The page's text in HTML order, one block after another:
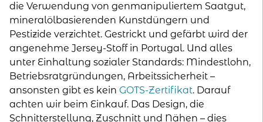
die Verwendung von genmanipuliertem Saatgut,
mineralölbasierenden Kunstdüngern und
Pestizide verzichtet. Gestrickt und gefärbt wird der
angenehme Jersey-Stoff in Portugal. Und alles
unter Einhaltung sozialer Standards: Mindestlohn,
Betriebsratgründungen, Arbeitssicherheit –
ansonsten gibt es kein GOTS-Zertifikat. Darauf
achten wir beim Einkauf. Das Design, die
Schnitterstellung, Zuschnitt und Nähen – dies